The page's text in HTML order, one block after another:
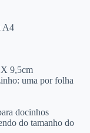
A4
9,5cm
uma por folha
docinhos
do tamanho do